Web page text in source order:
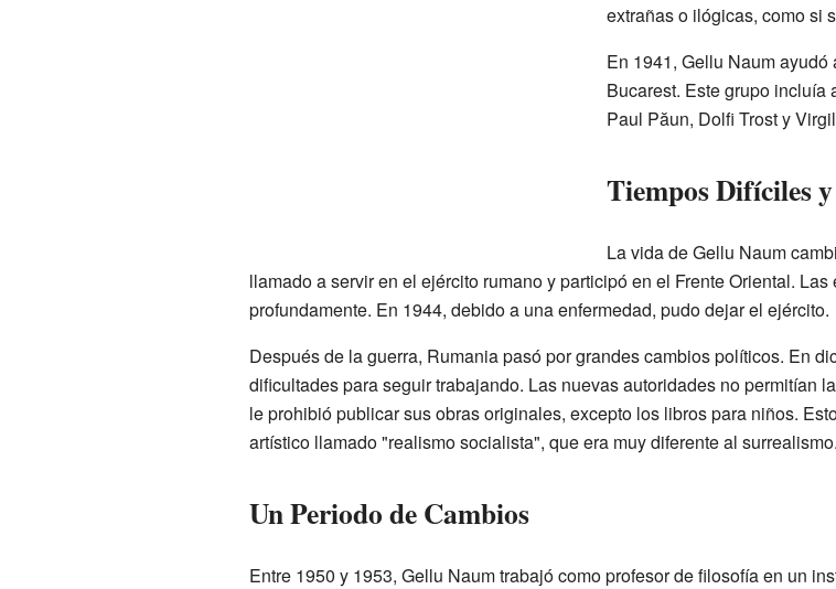
extrañas o ilógicas, como si
En 1941, Gellu Naum
Bucarest. Este grupo incluía
Paul Păun, Dolfi Trost y
Tiempos Difíciles
La vida de Gellu Naum
llamado a servir en el ejército rumano y participó en el Frente Oriental.
profundamente. En 1944, debido a una enfermedad, pudo dejar el ejército.
Después de la guerra, Rumania pasó por grandes cambios políticos. En
dificultades para seguir trabajando. Las nuevas autoridades no permitían
le prohibió publicar sus obras originales, excepto los libros para niños.
artístico llamado "realismo socialista", que era muy diferente al surrealismo.
Un Periodo de Cambios
Entre 1950 y 1953, Gellu Naum trabajó como profesor de filosofía en un